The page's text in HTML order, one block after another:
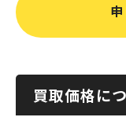
買取価格に